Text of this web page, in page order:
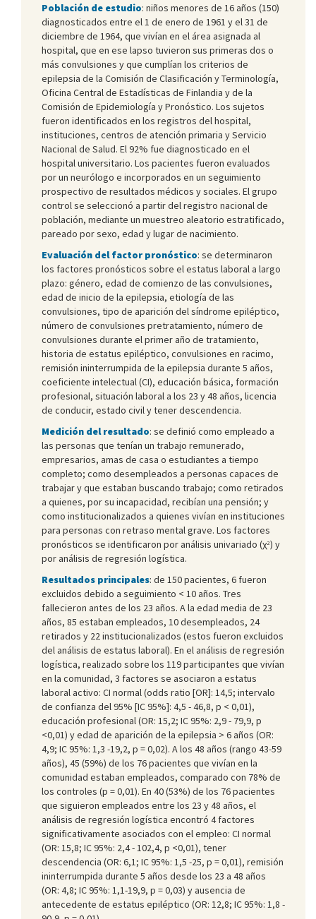
Población de estudio: niños menores de 16 años (150)
diagnosticados entre el 1 de enero de 1961 y el 31 de
diciembre de 1964, que vivían en el área asignada al
hospital, que en ese lapso tuvieron sus primeras dos o
más convulsiones y que cumplían los criterios de
epilepsia de la Comisión de Clasificación y Terminología,
Oficina Central de Estadísticas de Finlandia y de la
Comisión de Epidemiología y Pronóstico. Los sujetos
fueron identificados en los registros del hospital,
instituciones, centros de atención primaria y Servicio
Nacional de Salud. El 92% fue diagnosticado en el
hospital universitario. Los pacientes fueron evaluados
por un neurólogo e incorporados en un seguimiento
prospectivo de resultados médicos y sociales. El grupo
control se seleccionó a partir del registro nacional de
población, mediante un muestreo aleatorio estratificado,
pareado por sexo, edad y lugar de nacimiento.
Evaluación del factor pronóstico: se determinaron
los factores pronósticos sobre el estatus laboral a largo
plazo: género, edad de comienzo de las convulsiones,
edad de inicio de la epilepsia, etiología de las
convulsiones, tipo de aparición del síndrome epiléptico,
número de convulsiones pretratamiento, número de
convulsiones durante el primer año de tratamiento,
historia de estatus epiléptico, convulsiones en racimo,
remisión ininterrumpida de la epilepsia durante 5 años,
coeficiente intelectual (CI), educación básica, formación
profesional, situación laboral a los 23 y 48 años, licencia
de conducir, estado civil y tener descendencia.
Medición del resultado: se definió como empleado a
las personas que tenían un trabajo remunerado,
empresarios, amas de casa o estudiantes a tiempo
completo; como desempleados a personas capaces de
trabajar y que estaban buscando trabajo; como retirados
a quienes, por su incapacidad, recibían una pensión; y
como institucionalizados a quienes vivían en instituciones
para personas con retraso mental grave. Los factores
pronósticos se identificaron por análisis univariado (χ2) y
por análisis de regresión logística.
Resultados principales: de 150 pacientes, 6 fueron
excluidos debido a seguimiento < 10 años. Tres
fallecieron antes de los 23 años. A la edad media de 23
años, 85 estaban empleados, 10 desempleados, 24
retirados y 22 institucionalizados (estos fueron excluidos
del análisis de estatus laboral). En el análisis de regresión
logística, realizado sobre los 119 participantes que vivían
en la comunidad, 3 factores se asociaron a estatus
laboral activo: CI normal (odds ratio [OR]: 14,5; intervalo
de confianza del 95% [IC 95%]: 4,5 - 46,8, p < 0,01),
educación profesional (OR: 15,2; IC 95%: 2,9 - 79,9, p
<0,01) y edad de aparición de la epilepsia > 6 años (OR:
4,9; IC 95%: 1,3 -19,2, p = 0,02). A los 48 años (rango 43-59
años), 45 (59%) de los 76 pacientes que vivían en la
comunidad estaban empleados, comparado con 78% de
los controles (p = 0,01). En 40 (53%) de los 76 pacientes
que siguieron empleados entre los 23 y 48 años, el
análisis de regresión logística encontró 4 factores
significativamente asociados con el empleo: CI normal
(OR: 15,8; IC 95%: 2,4 - 102,4, p <0,01), tener
descendencia (OR: 6,1; IC 95%: 1,5 -25, p = 0,01), remisión
ininterrumpida durante 5 años desde los 23 a 48 años
(OR: 4,8; IC 95%: 1,1-19,9, p = 0,03) y ausencia de
antecedente de estatus epiléptico (OR: 12,8; IC 95%: 1,8 -